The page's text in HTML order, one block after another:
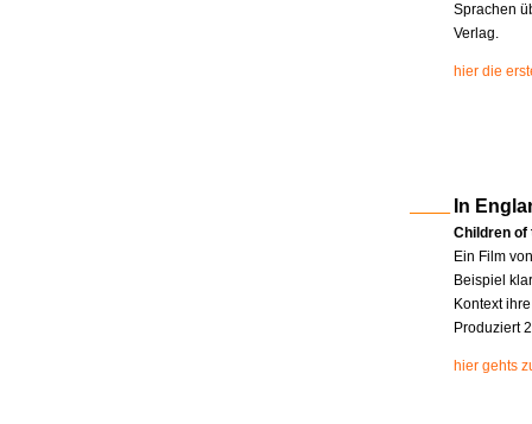
Sprachen
Verlag.
hier die
In
Children of
Ein Film
Beispiel
Kontext
Produziert
hier gehts